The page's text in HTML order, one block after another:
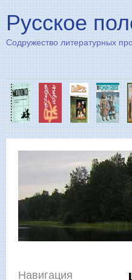
Русское
Содружество литературных
Навигация